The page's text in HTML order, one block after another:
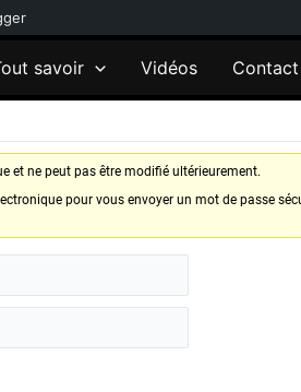
savoir Vidéos Contact
et ne peut pas être modifié ultérieurement.
pour vous envoyer un mot de passe